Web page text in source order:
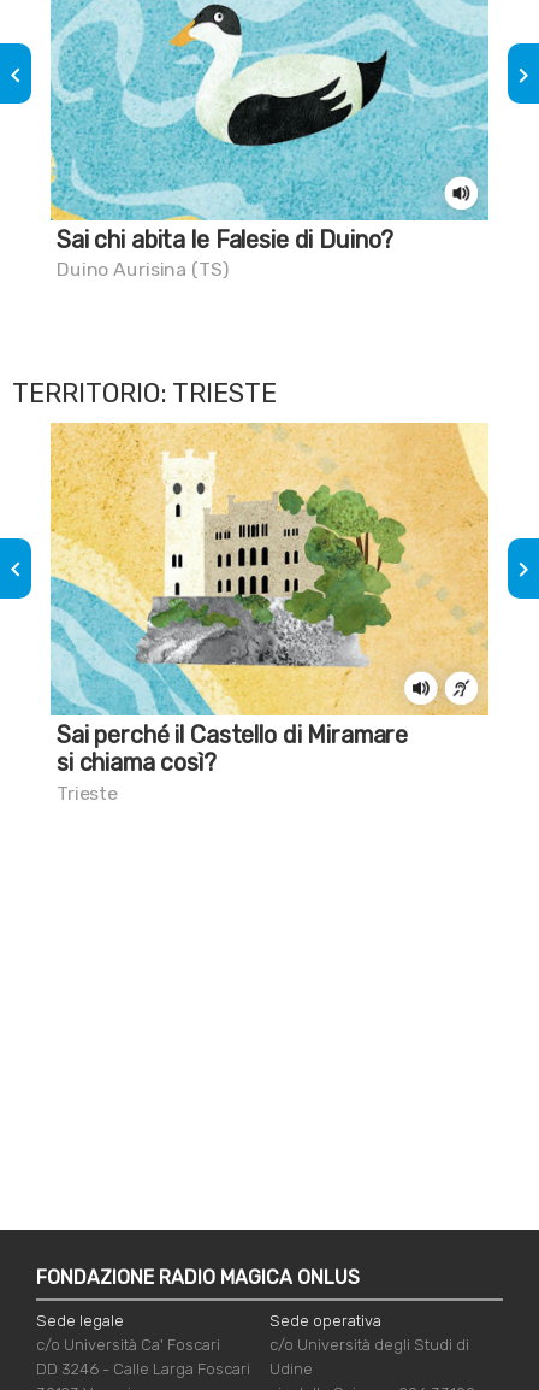
Sai chi abita le Falesie di Duino?
Duino Aurisina (TS)
keyboard_arrow_left keyboard_arrow_right
TERRITORIO: TRIESTE
Sai perché il Castello di Miramare
si chiama così?
Trieste
keyboard_arrow_left keyboard_arrow_right
FONDAZIONE RADIO MAGICA ONLUS
Sede legale
c/o Università Ca' Foscari
DD 3246 - Calle Larga Foscari
Sede operativa
c/o Università degli Studi di
Udine